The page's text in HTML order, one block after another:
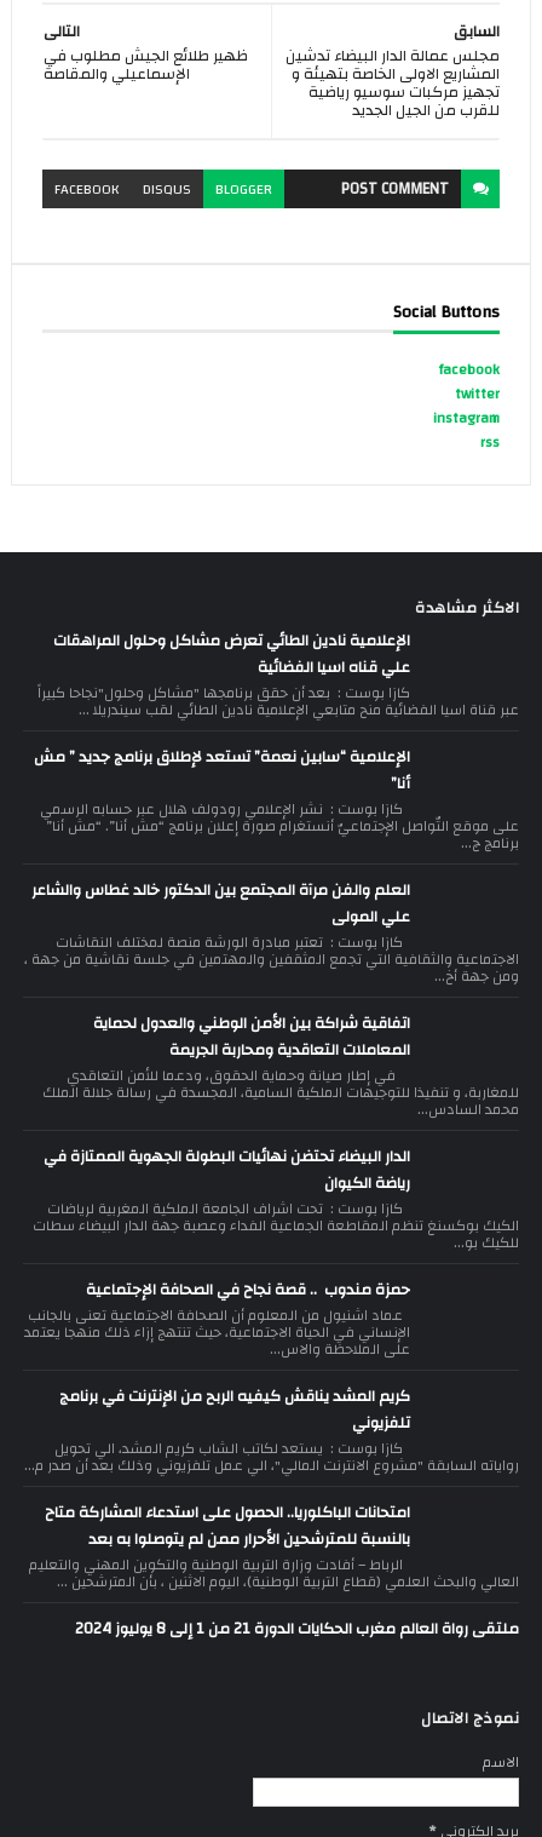
التالى
ظهير طلائع الجيش مطلوب في
الإسماعيلي والمقاصة
السابق
مجلس عمالة الدار البيضاء تدشين
المشاريع الاولى الخاصة بتهيئة و
تجهيز مركبات سوسيو رياضية
للقرب من الجيل الجديد
POSTCOMMENT
BLOGGER
DISQUS
FACEBOOK
Social Buttons
facebook
twitter
instagram
rss
الاكثر مشاهدة
الإعلامية نادين الطائي تعرض مشاكل وحلول المراهقات
علي قناه اسيا الفضائية
كازا بوست : بعد أن حقق برنامجها "مشاكل وحلول"نجاحا كبيراً
عبر قناة اسيا الفضائية منح متابعي الإعلامية نادين الطائي لقب سيندريلا ...
الإعلامية “سابين نعمة” تستعد لإطلاق برنامج جديد ” مش
أنا”
كازا بوست : نشر الإعلامي رودولف هلال عبر حسابه الرسمي
على موقع التّواصل الإجتماعيّ أنستغرام صورة إعلان برنامج “مش أنا”. “مش أنا”
برنامج ج...
العلم والفن مرآة المجتمع بين الدكتور خالد غطاس والشاعر
علي المولى
كازا بوست : تعتبر مبادرة الورشة منصة لمختلف النقاشات
الاجتماعية والثقافية التي تجمع المثقفين والمهتمين في جلسة نقاشية من جهة ،
ومن جهة أخ...
اتفاقية شراكة بين الأمن الوطني والعدول لحماية
المعاملات التعاقدية ومحاربة الجريمة
في إطار صيانة وحماية الحقوق، ودعما للأمن التعاقدي
للمغاربة، و تنفيذا للتوجيهات الملكية السامية، المجسدة في رسالة جلالة الملك
محمد السادس...
الدار البيضاء تحتضن نهائيات البطولة الجهوية الممتازة في
رياضة الكيوان
كازا بوست : تحت اشراف الجامعة الملكية المغربية لرياضات
الكيك بوكسنغ تنظم المقاطعة الجماعية الفداء وعصبة جهة الدار البيضاء سطات
للكيك بو...
حمزة مندوب .. قصة نجاح في الصحافة الإجتماعية
عماد اشنيول من المعلوم أن الصحافة الاجتماعية تعنى بالجانب
الإنساني في الحياة الاجتماعية، حيث تنتهج إزاء ذلك منهجا يعتمد
على الملاحظة والاس...
كريم المشد يناقش كيفيه الربح من الإنترنت في برنامج
تلفزيوني
كازا بوست : يستعد لكاتب الشاب كريم المشد، الي تحويل
رواياته السابقة "مشروع الانترنت المالي"، الي عمل تلفزيوني وذلك بعد أن صدر م...
امتحانات الباكلوريا.. الحصول على استدعاء المشاركة متاح
بالنسبة للمترشحين الأحرار ممن لم يتوصلوا به بعد
الرباط – أفادت وزارة التربية الوطنية والتكوين المهني والتعليم
العالي والبحث العلمي (قطاع التربية الوطنية)، اليوم الاثنين ، بأن المترشحين ...
ملتقى رواة العالم مغرب الحكايات الدورة 21 من 1 إلى 8 يوليوز 2024
نموذج الاتصال
الاسم
بريد إلكتروني*